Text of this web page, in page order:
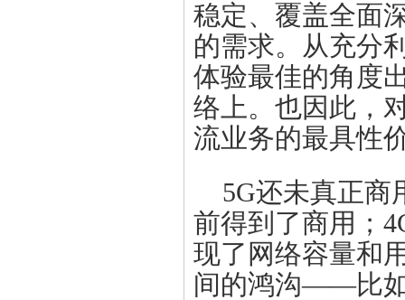
稳定、覆盖全面
的需求。从充分
体验最佳的角度
络上。也因此，
流业务的最具性
5G还未真正商
前得到了商用；
现了网络容量和
间的鸿沟——比